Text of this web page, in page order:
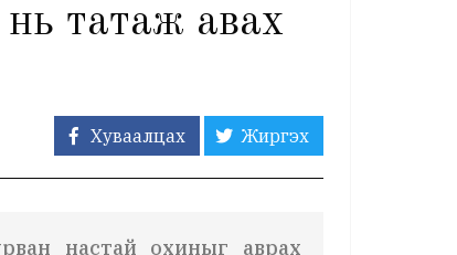
нь татаж авах
Хуваалцах Жиргэх
настай охиныг аврах